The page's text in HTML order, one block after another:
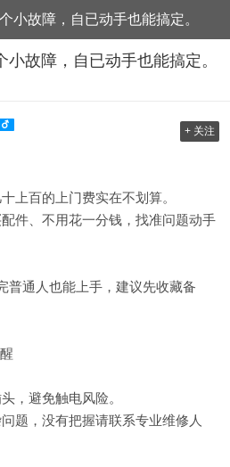
小故障，自已动手也能搞定。
故障，自已动手也能搞定。
+ 关注
上百的上门费实在不划算。
件、不用花一分钱，找准问题动手
普通人也能上手，建议先收藏备
，避免触电风险。
题，没有把握请联系专业维修人